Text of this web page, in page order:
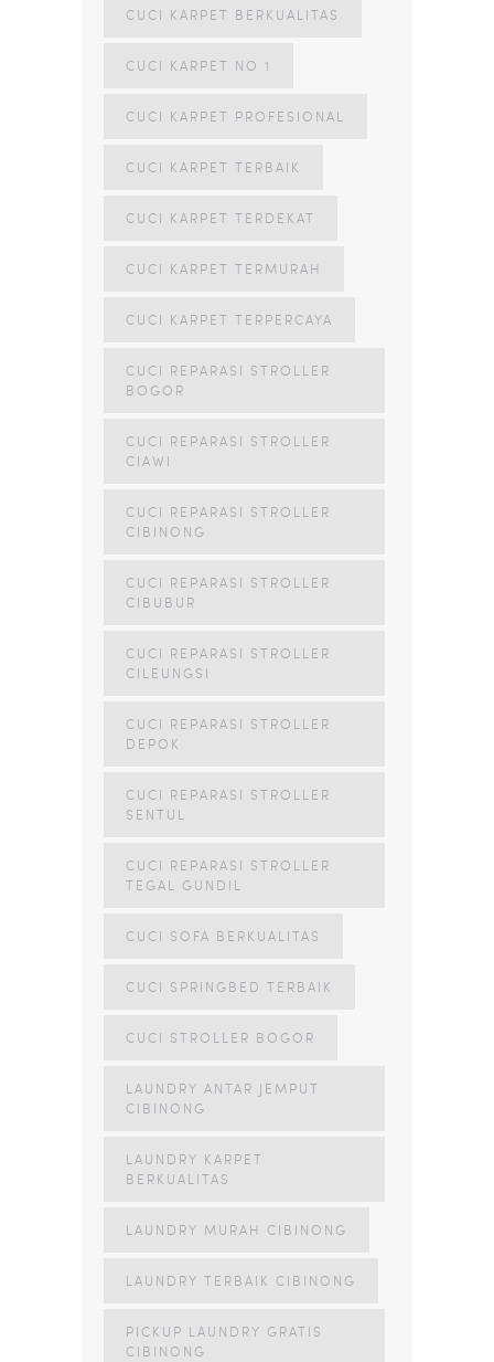
CUCI KARPET BERKUALITAS
CUCI KARPET NO 1
CUCI KARPET PROFESIONAL
CUCI KARPET TERBAIK
CUCI KARPET TERDEKAT
CUCI KARPET TERMURAH
CUCI KARPET TERPERCAYA
CUCI REPARASI STROLLER
BOGOR
CUCI REPARASI STROLLER
CIAWI
CUCI REPARASI STROLLER
CIBINONG
CUCI REPARASI STROLLER
CIBUBUR
CUCI REPARASI STROLLER
CILEUNGSI
CUCI REPARASI STROLLER
DEPOK
CUCI REPARASI STROLLER
SENTUL
CUCI REPARASI STROLLER
TEGAL GUNDIL
CUCI SOFA BERKUALITAS
CUCI SPRINGBED TERBAIK
CUCI STROLLER BOGOR
LAUNDRY ANTAR JEMPUT
CIBINONG
LAUNDRY KARPET
BERKUALITAS
LAUNDRY MURAH CIBINONG
LAUNDRY TERBAIK CIBINONG
PICKUP LAUNDRY GRATIS
CIBINONG